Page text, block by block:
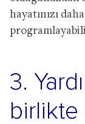
hayatınızı daha
3.
birlikte